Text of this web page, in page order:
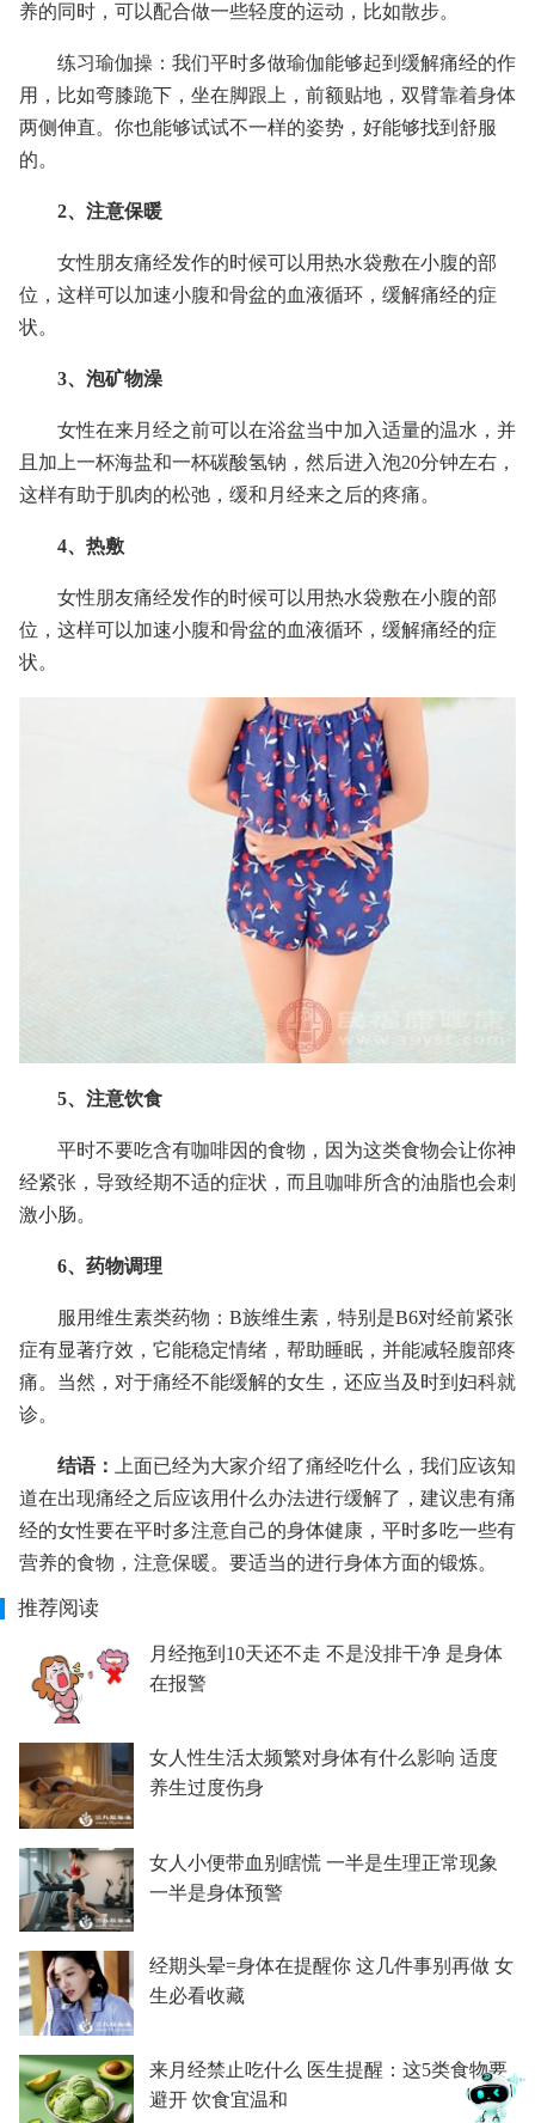
养的同时，可以配合做一些轻度的运动，比如散步。
练习瑜伽操：我们平时多做瑜伽能够起到缓解痛经的作
用，比如弯膝跪下，坐在脚跟上，前额贴地，双臂靠着身体
两侧伸直。你也能够试试不一样的姿势，好能够找到舒服
的。
2、注意保暖
女性朋友痛经发作的时候可以用热水袋敷在小腹的部
位，这样可以加速小腹和骨盆的血液循环，缓解痛经的症
状。
3、泡矿物澡
女性在来月经之前可以在浴盆当中加入适量的温水，并
且加上一杯海盐和一杯碳酸氢钠，然后进入泡20分钟左右，
这样有助于肌肉的松弛，缓和月经来之后的疼痛。
4、热敷
女性朋友痛经发作的时候可以用热水袋敷在小腹的部
位，这样可以加速小腹和骨盆的血液循环，缓解痛经的症
状。
5、注意饮食
平时不要吃含有咖啡因的食物，因为这类食物会让你神
经紧张，导致经期不适的症状，而且咖啡所含的油脂也会刺
激小肠。
6、药物调理
服用维生素类药物：B族维生素，特别是B6对经前紧张
症有显著疗效，它能稳定情绪，帮助睡眠，并能减轻腹部疼
痛。当然，对于痛经不能缓解的女生，还应当及时到妇科就
诊。
结语：
上面已经为大家介绍了痛经吃什么，我们应该知
道在出现痛经之后应该用什么办法进行缓解了，建议患有痛
经的女性要在平时多注意自己的身体健康，平时多吃一些有
营养的食物，注意保暖。要适当的进行身体方面的锻炼。
推荐阅读
月经拖到10天还不走 不是没排干净 是身体
在报警
女人性生活太频繁对身体有什么影响 适度
养生过度伤身
女人小便带血别瞎慌 一半是生理正常现象
一半是身体预警
经期头晕=身体在提醒你 这几件事别再做 女
生必看收藏
来月经禁止吃什么 医生提醒：这5类食物要
避开 饮食宜温和